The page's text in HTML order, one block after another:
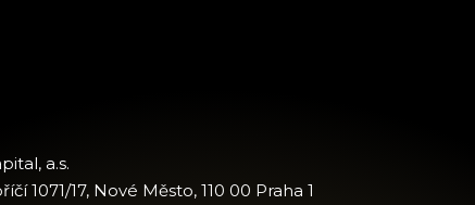
a.s.
1071/17, Nové Město, 110 00 Praha 1